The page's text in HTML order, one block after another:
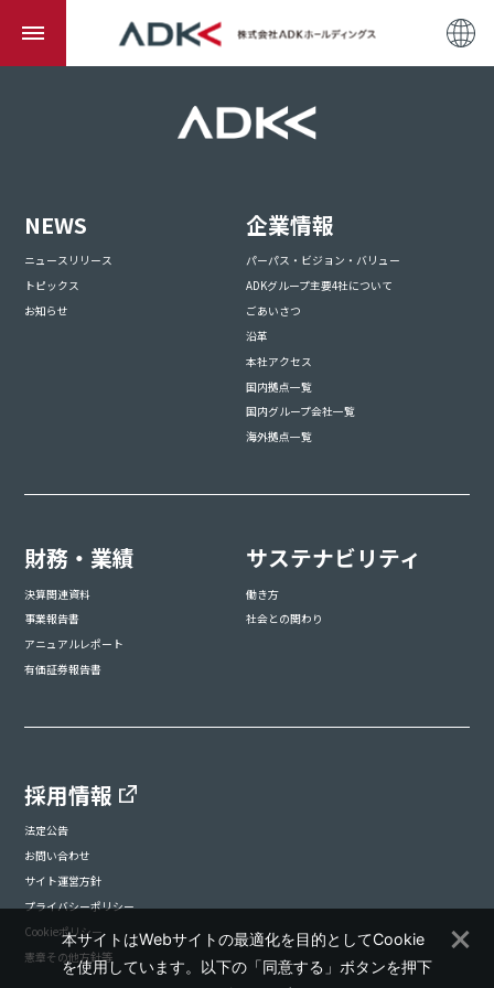
NEWS
ニュースリリース
トピックス
お知らせ
企業情報
パーパス・ビジョン・バリュー
ADKグループ主要4社について
ごあいさつ
沿革
本社アクセス
国内拠点一覧
国内グループ会社一覧
海外拠点一覧
財務・業績
決算関連資料
事業報告書
アニュアルレポート
有価証券報告書
サステナビリティ
働き方
社会との関わり
採用情報
法定公告
お問い合わせ
サイト運営方針
プライバシーポリシー
Cookieポリシー
憲章その他方針等
本サイトはWebサイトの最適化を目的としてCookie
を使用しています。以下の「同意する」ボタンを押下